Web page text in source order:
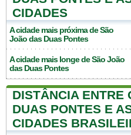
CIDADES
A cidade mais próxima deSão
João das Duas Pontes
A cidade mais longe deSão João
das Duas Pontes
DISTÂNCIA ENTRE
DUAS PONTES E
CIDADES